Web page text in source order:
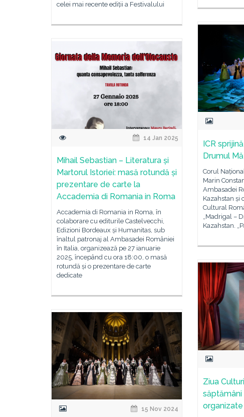
celei mai recente ediții a Festivalului
ICR
Drumul
Corul
Marin
Ambasadei
Kazahstan și
Cultural
„Madrigal –
Kazahstan.
14 Jan 2025
Mihail Sebastian – Literatura și
Martorul Istoriei: masă rotundă și
prezentare de carte la
Accademia di Romania in Roma
Accademia di Romania in Roma, în
colaborare cu editurile Castelvecchi,
Edizioni Bordeaux și Humanitas, sub
înaltul patronaj al Ambasadei României
în Italia, organizează pe 27 ianuarie
2025, începând cu ora 18:00, o masă
rotundă și o prezentare de carte
dedicate
Ziua
15 Nov 2024